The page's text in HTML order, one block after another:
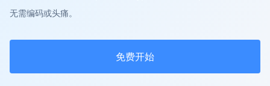
无需编码或头痛。
免费开始